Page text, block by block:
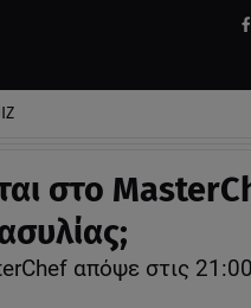
στο
απόψε στις 21:00